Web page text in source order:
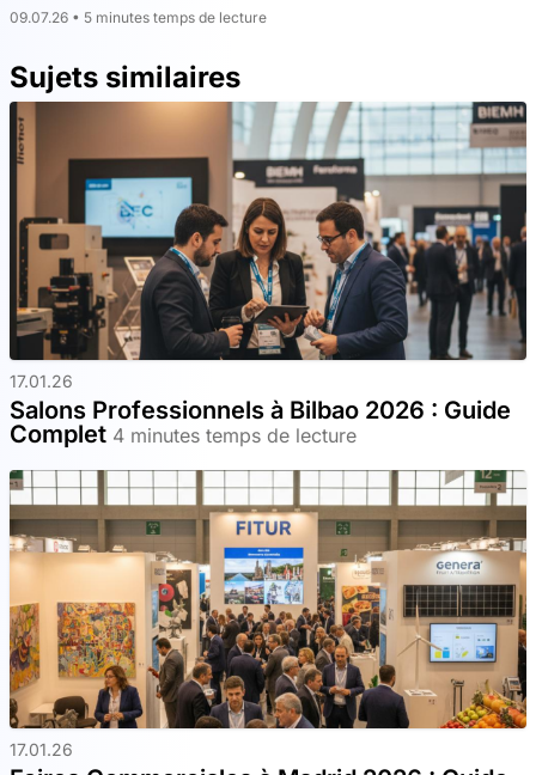
09.07.26 • 5 minutes temps de lecture
Sujets similaires
17.01.26
Salons Professionnels à Bilbao 2026 : Guide
Complet 4 minutes temps de lecture
17.01.26